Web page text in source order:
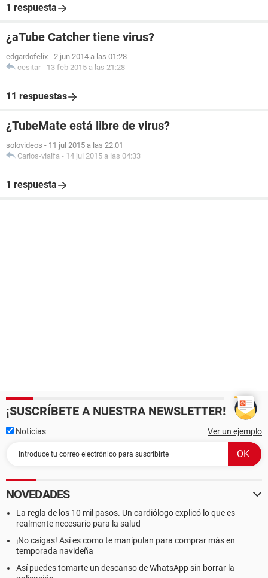
1 respuesta
¿aTube Catcher tiene virus?
edgardofelix - 2 jun 2014 a las 01:28
cesitar - 13 feb 2015 a las 21:28
11 respuestas
¿TubeMate está libre de virus?
solovideos - 11 jul 2015 a las 22:01
Carlos-vialfa - 14 jul 2015 a las 04:33
1 respuesta
¡SUSCRÍBETE A NUESTRA NEWSLETTER!
Noticias Ver un ejemplo
NOVEDADES
La regla de los 10 mil pasos. Un cardiólogo explicó lo que es
realmente necesario para la salud
¡No caigas! Así es como te manipulan para comprar más en
temporada navideña
Así puedes tomarte un descanso de WhatsApp sin borrar la